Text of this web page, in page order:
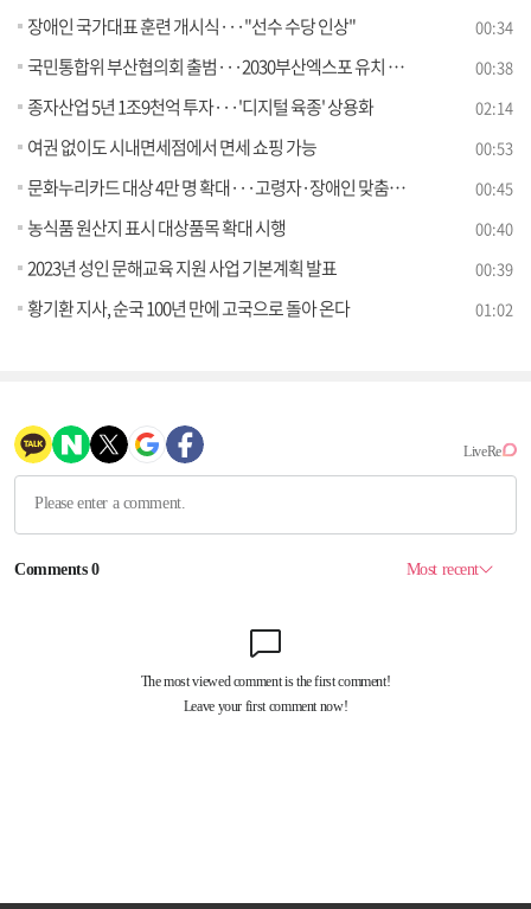
장애인 국가대표 훈련 개시식···"선수 수당 인상" 00:34
국민통합위 부산협의회 출범···2030부산엑스포 유치 성공 논의 00:38
종자산업 5년 1조9천억 투자···'디지털 육종' 상용화 02:14
여권 없이도 시내면세점에서 면세 쇼핑 가능 00:53
문화누리카드 대상 4만 명 확대···고령자·장애인 맞춤형 지원 강화 00:45
농식품 원산지 표시 대상품목 확대 시행 00:40
2023년 성인 문해교육 지원 사업 기본계획 발표 00:39
황기환 지사, 순국 100년 만에 고국으로 돌아 온다 01:02